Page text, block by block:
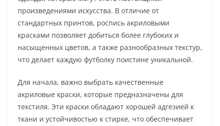
произведениями искусства. В отличие от
стандартных принтов, роспись акриловыми
красками позволяет добиться более глубоких и
насыщенных цветов, а также разнообразных текстур,
что делает каждую футболку поистине уникальной.
Для начала, важно выбрать качественные
акриловые краски, которые предназначены для
текстиля. Эти краски обладают хорошей адгезией к
ткани и устойчивостью к стирке, что обеспечивает